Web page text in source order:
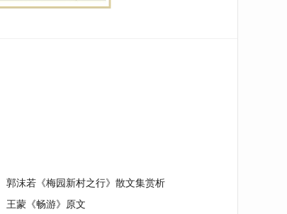
郭沫若《梅园新村之行》散文集赏析
王蒙《畅游》原文